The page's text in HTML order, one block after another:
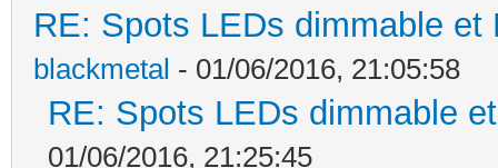
RE: Spots LEDs dimmable
blackmetal - 01/06/2016, 21:05:58
RE: Spots LEDs dimmable
01/06/2016, 21:25:45